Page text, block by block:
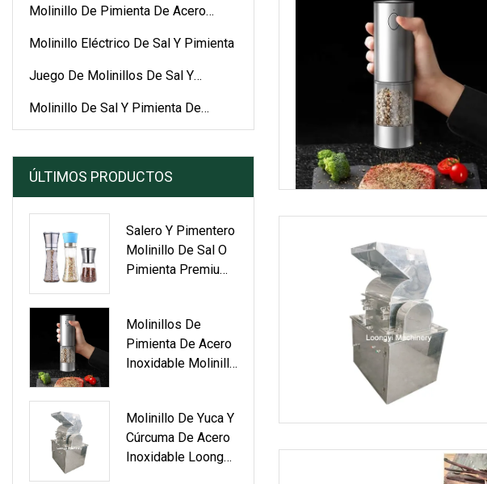
Molinillo De Pimienta De Acero
Molinillo Eléctrico De Sal Y Pimienta
Juego De Molinillos De Sal Y
Molinillo De Sal Y Pimienta De
Plástico
ÚLTIMOS PRODUCTOS
Salero Y Pimentero
Molinillo De Sal O
Pimienta Premium
Molinillos De
Pimienta De Acero
Inoxidable Molinillo
Molinillos De Sal
Molinillo Eléctrico
De Sal Y Pimienta
Molinillo De Yuca Y
Cúrcuma De Acero
Inoxidable Loongyi,